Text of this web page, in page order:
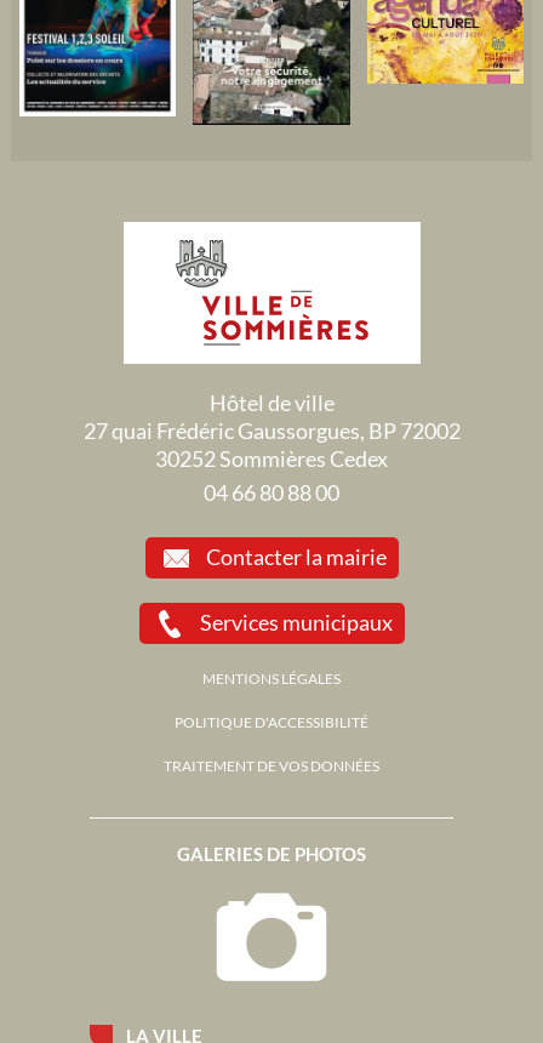
LA VILLE
GALERIES DE PHOTOS
Hôtel de ville
27 quai Frédéric Gaussorgues, BP 72002
30252 Sommières Cedex
04 66 80 88 00
Contacter la mairie
Services municipaux
MENTIONS LÉGALES
POLITIQUE D'ACCESSIBILITÉ
TRAITEMENT DE VOS DONNÉES